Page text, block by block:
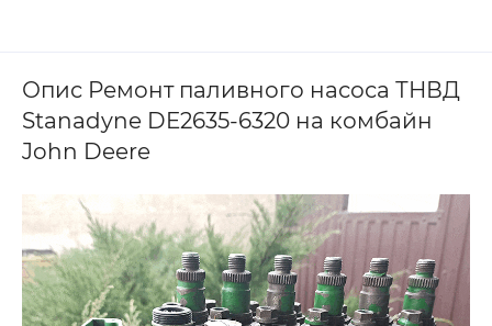
Опис Ремонт паливного насоса ТНВД
Stanadyne DE2635-6320 на комбайн
John Deere